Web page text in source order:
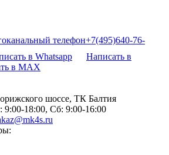
телефон+7(495)640-76-
в Whatsapp
Написать в
в MAX
шоссе, ТК Балтия
18:00, Сб: 9:00-16:00